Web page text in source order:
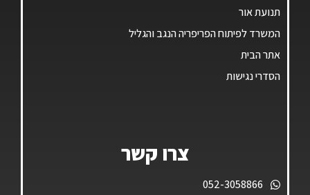
תנועת אור
המשרד לפיתוח הפריפריה הנגב והגליל
אתר הבית
הסדרי נגישות
צרו קשר
052-3058866